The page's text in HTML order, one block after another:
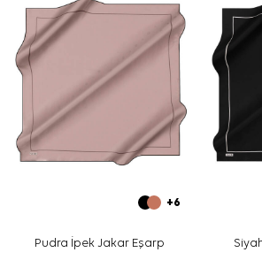
Yıkama ve bakım için ürün etiketindeki
izleyiniz. İpek ve hassas eşarpların elde
bakımında
Aker İpek Eşarp Şampuanı
korumaya destek olabilirsiniz.
Sıkça Sorulan Sorular
Bu eşarbın ölçüsü nedir?
Deseni nasıl bir görünüme sahiptir?
Hangi kombinlerle kullanılabilir?
Bu ürün hangi kalite grubundadır?
+6
Pudra İpek Jakar Eşarp